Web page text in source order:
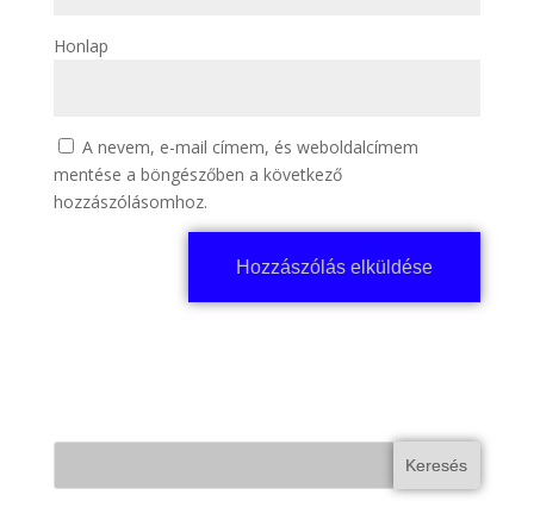
Honlap
A nevem, e-mail címem, és weboldalcímem
mentése a böngészőben a következő
hozzászólásomhoz.
Keresés